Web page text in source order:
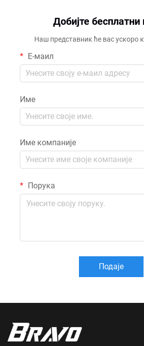
Добијте бесплатни
Наш представник ће вас ускоро
Е-маил
Име
Име компаније
Порука
Подаје